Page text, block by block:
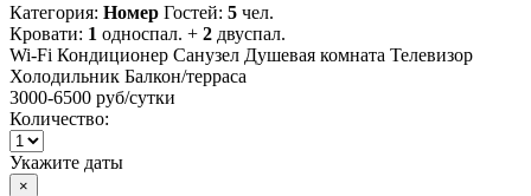
Категория: Номер Гостей: 5 чел.
Кровати: 1 односпал. + 2 двуспал.
Wi-Fi Кондиционер Санузел Душевая комната Телевизор
Холодильник Балкон/терраса
3000-6500 руб/сутки
Количество:
Укажите даты
×